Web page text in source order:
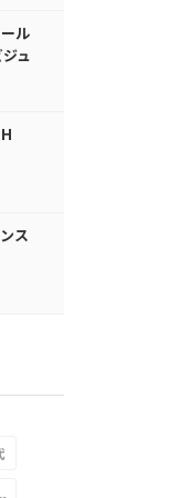
ル
ュ
ス